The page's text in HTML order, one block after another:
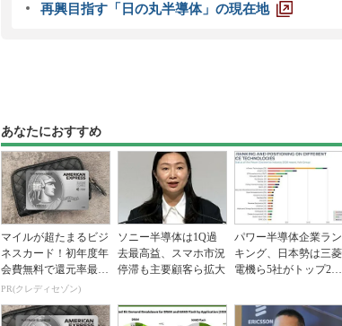
再興目指す「日の丸半導体」の現在地
あなたにおすすめ
マイルが超たまるビジ
ネスカード！初年度年
会費無料で還元率最大
1.125%
PR(クレディセゾン)
ソニー半導体は1Q過
去最高益、スマホ市況
停滞も主要顧客ら拡大
パワー半導体企業ラン
キング、日本勢は三菱
電機ら5社がトップ20